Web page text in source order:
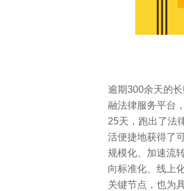
逾期300余天的
融法律服务平台
25天，跑出了法
活便捷地获得了
规模化、加速流
向标准化、线上
关键节点，也为